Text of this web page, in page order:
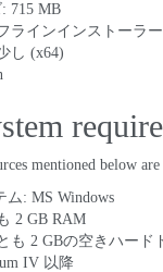
715 MB
ラインインストーラ
し (x64)
mentioned below
ム: MS Windows
2 GB RAM
も 2 GBの空きハード
IV 以降